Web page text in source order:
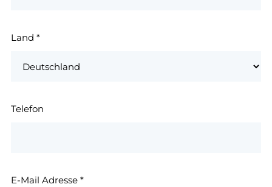
Land *
Telefon
E-Mail Adresse *